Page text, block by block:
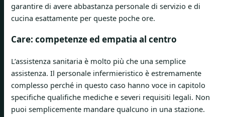
garantire di avere abbastanza personale di servizio e di
cucina esattamente per queste poche ore.
Care: competenze ed empatia al centro
L’assistenza sanitaria è molto più che una semplice
assistenza. Il personale infermieristico è estremamente
complesso perché in questo caso hanno voce in capitolo
specifiche qualifiche mediche e severi requisiti legali. Non
puoi semplicemente mandare qualcuno in una stazione.